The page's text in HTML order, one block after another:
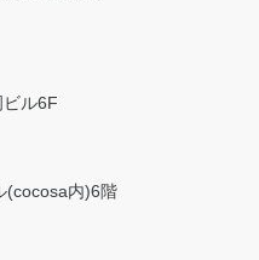
ル6F
(cocosa内)6階